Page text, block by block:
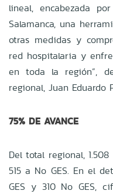
lineal, encabezada
Salamanca, una
otras medidas y
red hospitalaria y
en toda la región”,
regional, Juan Eduardo
75% DE AVANCE
Del total regional,
515 a No GES. En el
GES y 310 No GES,